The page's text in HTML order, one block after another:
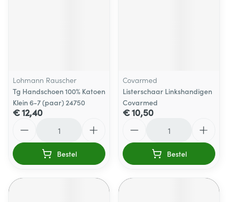
Lohmann Rauscher
Tg Handschoen 100% Katoen
Klein 6-7 (paar) 24750
€ 12,40
Bestel
Covarmed
Listerschaar Linkshandigen
Covarmed
€ 10,50
Bestel